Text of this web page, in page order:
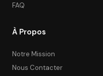
FAQ
À Propos
Notre Mission
Nous Contacter